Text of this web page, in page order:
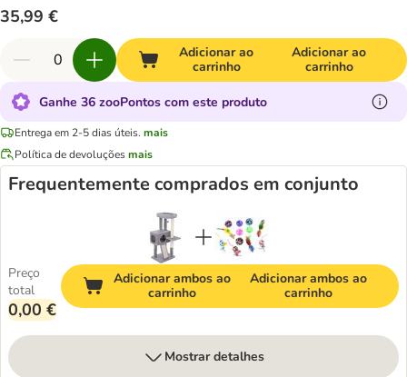
35,99 €
Adicionar ao
carrinho
Adicionar ao
carrinho
Ganhe 36 zooPontos com este produto
Entrega em 2-5 dias úteis. mais
Política de devoluçõesmais
Frequentemente comprados em conjunto
Preço
total
0,00 €
Adicionar ambos ao
carrinho
Adicionar ambos ao
carrinho
Mostrar detalhes